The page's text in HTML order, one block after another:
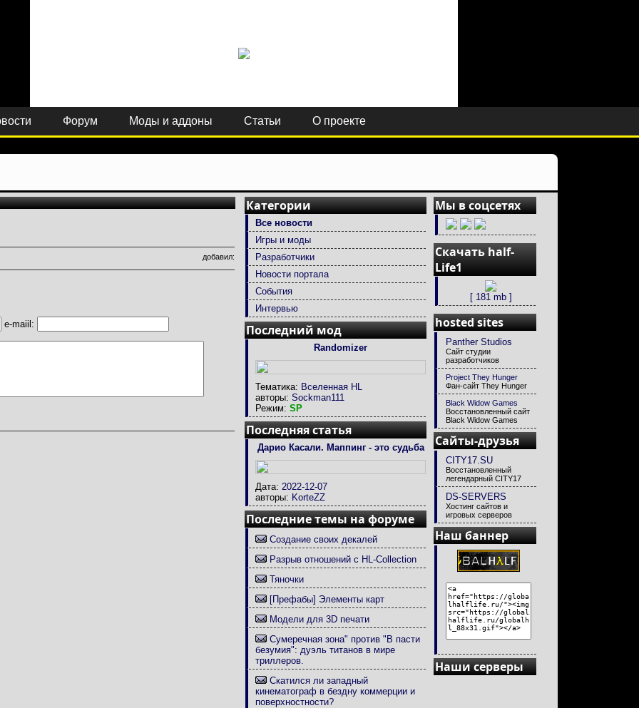
Форум Моды и аддоны Статьи О проекте
добавил:
e-maiil:
Категории
Все новости
Игры и моды
Разработчики
Новости портала
События
Интервью
Последний мод
Randomizer
Тематика: Вселенная HL
авторы: Sockman111
Режим: SP
Последняя статья
Дарио Касали. Маппинг - это судьба
Дата: 2022-12-07
авторы: KorteZZ
Последние темы на форуме
Создание своих декалей
Разрыв отношений с HL-Collection
Тяночки
[Префабы] Элементы карт
Модели для 3D печати
Сумеречная зона" против "В пасти
безумия": дуэль титанов в мире
триллеров.
Скатился ли западный
кинематограф в бездну коммерции и
поверхностности?
Мы в соцсетях
Скачать half-
Life1
[ 181 mb ]
hosted sites
Panther Studios
Сайт студии
разработчиков
Project They Hunger
Фан-сайт They Hunger
Black Widow Games
Восстановленный сайт
Black Widow Games
Сайты-друзья
CITY17.SU
Восстановленный
легендарный CITY17
DS-SERVERS
Хостинг сайтов и
игровых серверов
Наш баннер
Наши серверы